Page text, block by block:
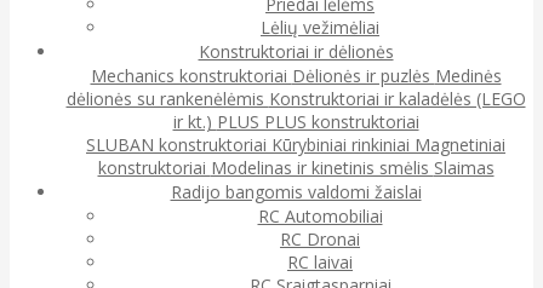
Lėlių vežimėliai
Konstruktoriai ir dėlionės
Mechanics konstruktoriai Dėlionės ir puzlės Medinės
dėlionės su rankenėlėmis Konstruktoriai ir kaladėlės (LEGO
ir kt.) PLUS PLUS konstruktoriai
SLUBAN konstruktoriai Kūrybiniai rinkiniai Magnetiniai
konstruktoriai Modelinas ir kinetinis smėlis Slaimas
Radijo bangomis valdomi žaislai
RC Automobiliai
RC Dronai
RC laivai